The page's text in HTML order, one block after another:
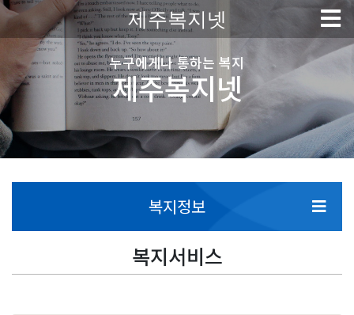
제주복지넷
누구에게나 통하는 복지
제주복지넷
복지정보
복지서비스